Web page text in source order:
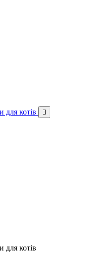
для котів 
для котів